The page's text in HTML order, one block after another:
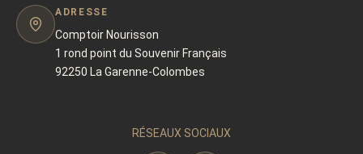
ADRESSE
Comptoir Nourisson
1 rond point du Souvenir Français
92250 La Garenne-Colombes
RÉSEAUX SOCIAUX